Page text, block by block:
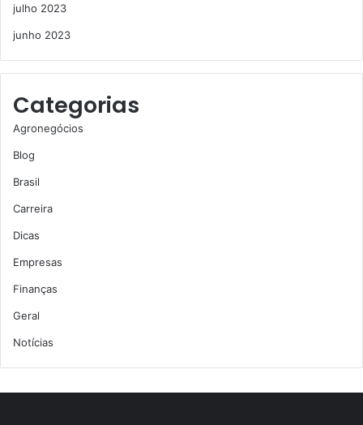
julho 2023
junho 2023
Categorias
Agronegócios
Blog
Brasil
Carreira
Dicas
Empresas
Finanças
Geral
Notícias